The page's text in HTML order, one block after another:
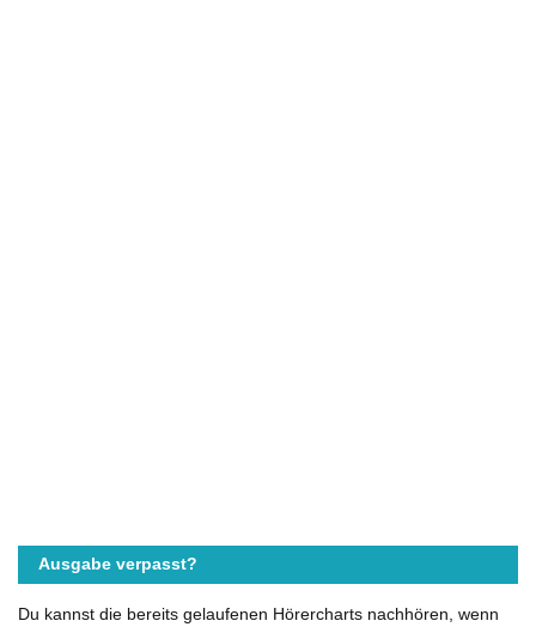
Ausgabe verpasst?
Du kannst die bereits gelaufenen Hörercharts nachhören, wenn